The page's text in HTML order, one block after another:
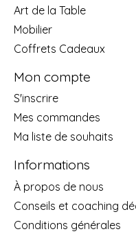
Art de la Table
Mobilier
Coffrets Cadeaux
Mon compte
S'inscrire
Mes commandes
Ma liste de souhaits
Informations
À propos de nous
Conseils et coaching
Conditions générales